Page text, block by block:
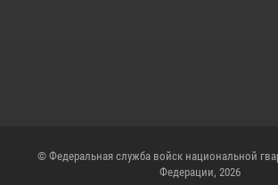
© Федеральная служба войск национальной
Федерации, 2026